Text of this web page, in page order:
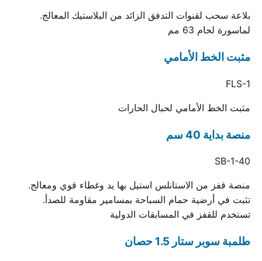
بلاعة سحب لقنوات التدفق الزائد من البلاستيك المعالج.
لماسورة لحام 63 مم
مثبت الخط الأمامي
FLS-1
مثبت الخط الأمامي لحبال الحارات
منصة بداية 40 سم
SB-1-40
منصة قفز من الاستانلس استيل بها يد وغطاء قوي ومعالج.
تثبت في أرضية حمام السباحة بمسامير مقاومة للصدأ.
تستخدم للقفز في المسابقات الدولية
طلمبة سوبر ستار 1.5 حصان